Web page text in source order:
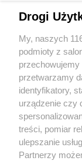
Sport
Kultura
X
Drogi
My, naszych
podmioty z
przetwarzamy
identyfikatory,
urządzenie czy
treści, pomiar
ulepszanie
Partnerzy